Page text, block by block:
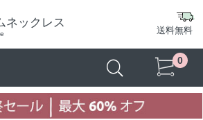
ネックレス
送料無料
0